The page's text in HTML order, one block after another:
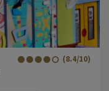
(8.4/10)